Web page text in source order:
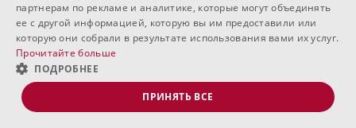
Продано
КВ. 4 Вход Б
1
RUSSIAN
партнерам по рекламе и аналитике, которые могут объединять
ее с другой информацией, которую вы им предоставили или
которую они собрали в результате использования вами их услуг.
Прочитайте больше
ПОДРОБНЕЕ
ПРИНЯТЬ ВСЕ